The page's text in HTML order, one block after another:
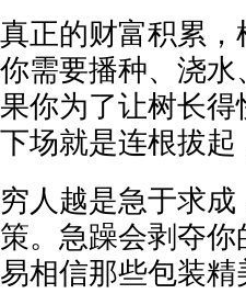
真正的财富积累
你需要播种、浇
果你为了让树长
下场就是连根拔起
穷人越是急于求
策。急躁会剥夺
易相信那些包装精